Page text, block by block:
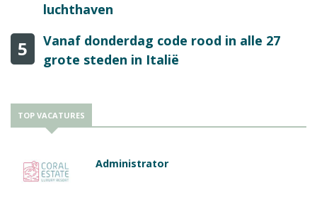
luchthaven
5
Vanaf donderdag code rood in alle 27
grote steden in Italië
TOP VACATURES
Administrator